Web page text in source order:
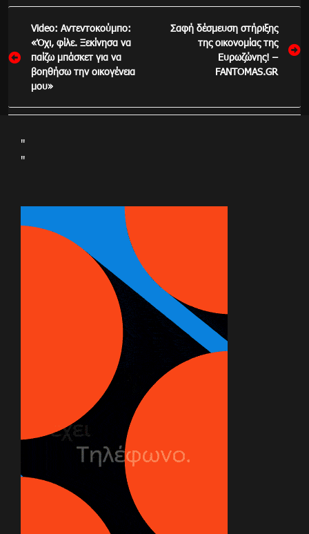
Πλοήγηση
άρθρων
Video: Αντεντοκούμπο:
«Όχι, φίλε. Ξεκίνησα να
παίζω μπάσκετ για να
βοηθήσω την οικογένεια
μου»
Σαφή δέσμευση στήριξης
της οικονομίας της
Ευρωζώνης! –
FANTOMAS.GR
"
"